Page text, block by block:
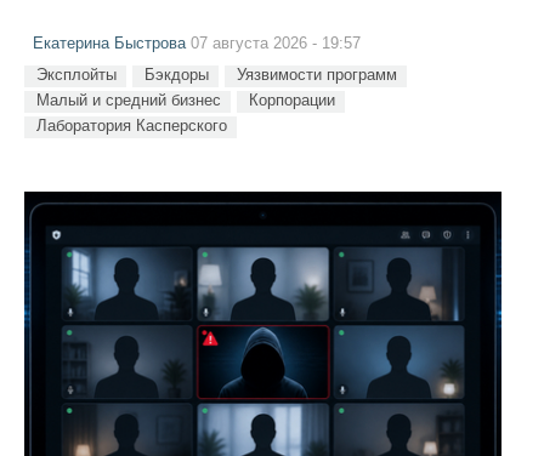
Екатерина Быстрова07 августа 2026 - 19:57
Эксплойты Бэкдоры
Уязвимости программ
Малый и средний бизнес
Корпорации
Лаборатория Касперского